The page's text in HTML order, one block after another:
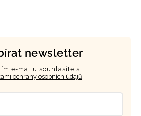
newsletter
e-mailu souhlasíte s
ochrany osobních údajů